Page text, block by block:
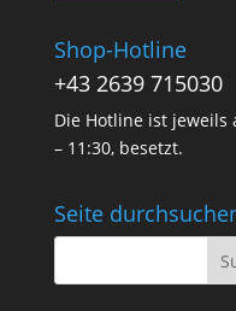
Shop-Hotline
+43 2639 715030
Die Hotline ist jeweils
– 11:30, besetzt.
Seite